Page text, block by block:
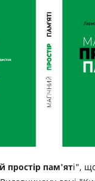
простір пам'яті",